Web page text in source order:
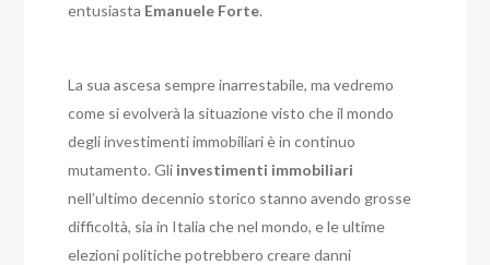
entusiasta Emanuele Forte.
La sua ascesa sempre inarrestabile, ma vedremo
come si evolverà la situazione visto che il mondo
degli investimenti immobiliari è in continuo
mutamento.Gli investimenti immobiliari
nell’ultimo decennio storico stanno avendo grosse
difficoltà, sia in Italia che nel mondo, e le ultime
elezioni politiche potrebbero creare danni